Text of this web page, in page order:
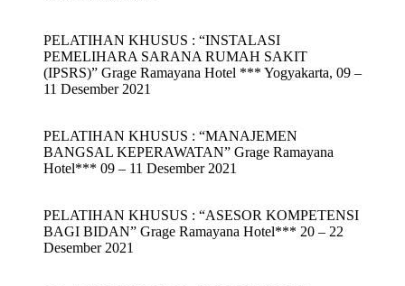
PELATIHAN KHUSUS : “INSTALASI
PEMELIHARA SARANA RUMAH SAKIT
(IPSRS)” Grage Ramayana Hotel *** Yogyakarta, 09 –
11 Desember 2021
PELATIHAN KHUSUS : “MANAJEMEN
BANGSAL KEPERAWATAN” Grage Ramayana
Hotel*** 09 – 11 Desember 2021
PELATIHAN KHUSUS : “ASESOR KOMPETENSI
BAGI BIDAN” Grage Ramayana Hotel*** 20 – 22
Desember 2021